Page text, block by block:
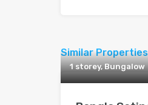
Similar Properties
1 storey, Bungalow